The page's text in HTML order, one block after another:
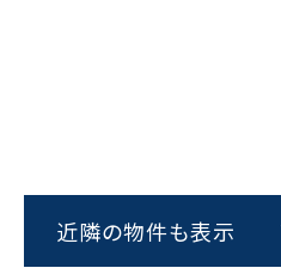
近隣の物件も表示